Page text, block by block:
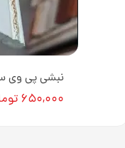
۶۵۰,۰۰۰ تومان